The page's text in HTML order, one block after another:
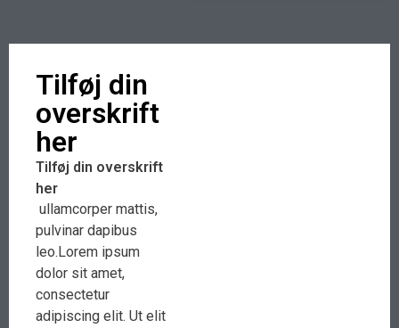
Tilføj din
overskrift
her
Tilføj din overskrift
her
ullamcorper mattis,
pulvinar dapibus
leo.Lorem ipsum
dolor sit amet,
consectetur
adipiscing elit. Ut elit